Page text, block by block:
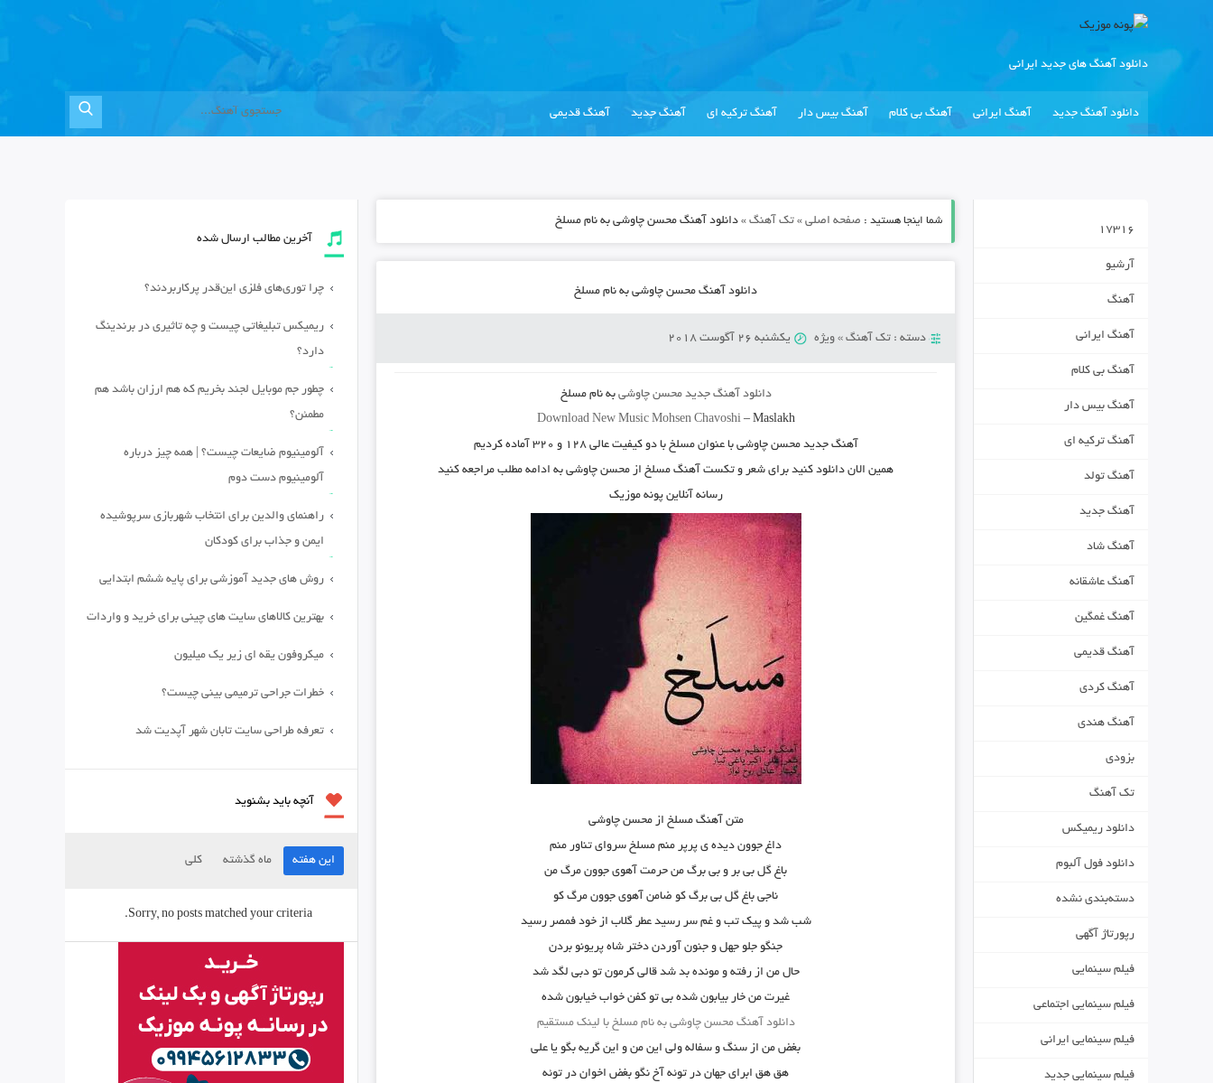
دانلود آهنگ های جدید ایرانی
دانلود آهنگ جدید آهنگ ایرانی آهنگ بی کلام آهنگ بیس دار آهنگ ترکیه ای آهنگ جدید آهنگ قدیمی
شما اینجا هستید : صفحه اصلی» تک آهنگ» دانلود آهنگ محسن چاوشی به نام مسلخ
دانلود آهنگ محسن چاوشی به نام مسلخ
دسته : تک آهنگ» ویژه یکشنبه 26 آگوست 2018
دانلود آهنگ جدید محسن چاوشی به ناممسلخ
Download New Music Mohsen Chavoshi– Maslakh
آهنگ جدیدمحسن چاوشی با عنوانمسلخ با دو کیفیت عالی ۱۲۸ و ۳۲۰ آماده کردیم
همین الان دانلود کنید برای شعر و تکست آهنگ مسلخ از محسن چاوشی به ادامه مطلب مراجعه کنید
رسانه آنلاین پونه موزیک
متن آهنگ مسلخ از محسن چاوشی
داغ جوون دیده ی پرپر منم مسلخ سروای تناور منم
باغ گل بی بر و بی برگ من حرمت آهوی جوون مرگ من
ناجی باغ گل بی برگ کو ضامن آهوی جوون مرگ کو
شب شد و پیک تب و غم سر رسید عطر گلاب از خود فمصر رسید
جنگو جلو جهل و جنون آوردن دختر شاه پریونو بردن
حال من از رفته و مونده بد شد قالی کرمون تو دبی لگد شد
غیرت من خار بیابون شده بی تو کفن خواب خیابون شده
دانلود آهنگ محسن چاوشی به نام مسلخ با لینک مستقیم
بغض من از سنگ و سفاله ولی این من و این گریه بگو یا علی
هق هق ابرای جهان در توئه آخ نگو بغض اخوان در توئه
17316
آرشیو
آهنگ
آهنگ ایرانی
آهنگ بی کلام
آهنگ بیس دار
آهنگ ترکیه ای
آهنگ تولد
آهنگ جدید
آهنگ شاد
آهنگ عاشقانه
آهنگ غمگین
آهنگ قدیمی
آهنگ کردی
آهنگ هندی
بزودی
تک آهنگ
دانلود ریمیکس
دانلود فول آلبوم
دسته‌بندی نشده
رپورتاژ آگهی
فیلم سینمایی
فیلم سینمایی اجتماعی
فیلم سینمایی ایرانی
فیلم سینمایی جدید
آخرین مطالب ارسال شده
چرا توری‌های فلزی این‌قدر پرکاربردند؟
ریمیکس تبلیغاتی چیست و چه تاثیری در برندینگ
دارد؟
چطور جم موبایل لجند بخریم که هم ارزان باشد هم
مطمئن؟
آلومینیوم ضایعات چیست؟ | همه چیز درباره
آلومینیوم دست دوم
راهنمای والدین برای انتخاب شهربازی سرپوشیده
ایمن و جذاب برای کودکان
روش های جدید آموزشی برای پایه ششم ابتدایی
بهترین کالاهای سایت های چینی برای خرید و واردات
میکروفون یقه ای زیر یک میلیون
خطرات جراحی ترمیمی بینی چیست؟
تعرفه طراحی سایت تابان شهر آپدیت شد
آنچه باید بشنوید
این هفته ماه گذشته کلی
Sorry, no posts matched your criteria.